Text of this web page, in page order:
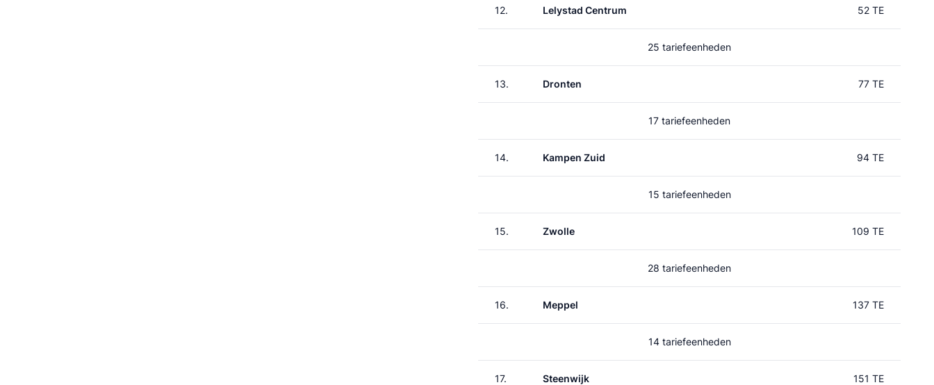
12. Lelystad Centrum 52 TE
25 tariefeenheden
13. Dronten 77 TE
17 tariefeenheden
14. Kampen Zuid 94 TE
15 tariefeenheden
15. Zwolle 109 TE
28 tariefeenheden
16. Meppel 137 TE
14 tariefeenheden
17. Steenwijk 151 TE